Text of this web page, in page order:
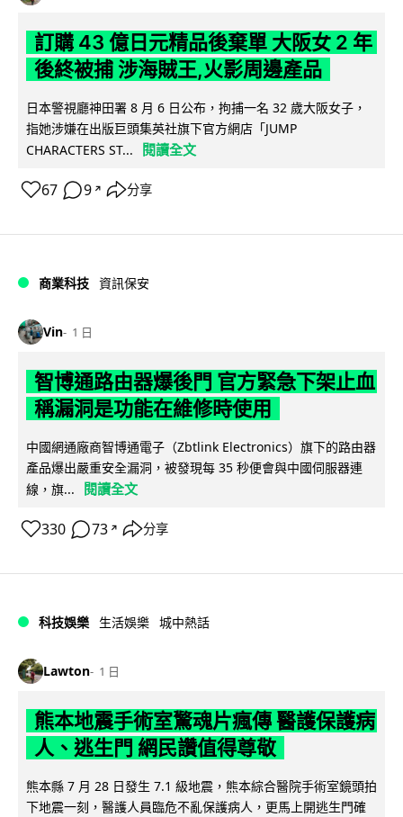
訂購 43 億日元精品後棄單 大阪女 2 年
後終被捕 涉海賊王,火影周邊產品
日本警視廳神田署 8 月 6 日公布，拘捕一名 32 歲大阪女子，
指她涉嫌在出版巨頭集英社旗下官方網店「JUMP
CHARACTERS ST...
閱讀全文
67 9 ↗ 分享
商業科技 資訊保安
Vin 1 日
智博通路由器爆後門 官方緊急下架止血
稱漏洞是功能在維修時使用
中國網通廠商智博通電子（Zbtlink Electronics）旗下的路由器
產品爆出嚴重安全漏洞，被發現每 35 秒便會與中國伺服器連
線，旗...
閱讀全文
330 73 ↗ 分享
科技娛樂 生活娛樂 城中熱話
Lawton 1 日
熊本地震手術室驚魂片瘋傳 醫護保護病
人、逃生門 網民讚值得尊敬
熊本縣 7 月 28 日發生 7.1 級地震，熊本綜合醫院手術室鏡頭拍
下地震一刻，醫護人員臨危不亂保護病人，更馬上開逃生門確